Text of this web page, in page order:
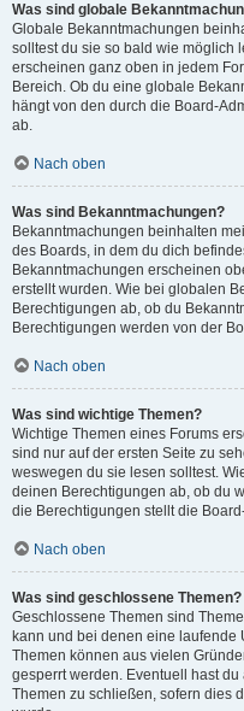
Was sind globale
Globale Bekanntmachungen
solltest du sie so bald wie möglich
erscheinen ganz oben in jedem
Bereich. Ob du eine globale
hängt von den durch die Board-
ab.
Nach oben
Was sind Bekanntmachungen?
Bekanntmachungen beinhalten
des Boards, in dem du dich
Bekanntmachungen erscheinen
erstellt wurden. Wie bei globalen
Berechtigungen ab, ob du
Berechtigungen werden von der
Nach oben
Was sind wichtige Themen?
Wichtige Themen eines Forums
sind nur auf der ersten Seite zu
weswegen du sie lesen solltest.
deinen Berechtigungen ab, ob du
die Berechtigungen stellt die
Nach oben
Was sind geschlossene Themen?
Geschlossene Themen sind
kann und bei denen eine laufende
Themen können aus vielen
gesperrt werden. Eventuell hast
Themen zu schließen, sofern dies